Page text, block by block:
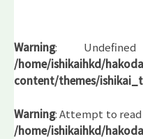
Warning:
/home/ishikaihkd/
content/themes/
Warning: Attempt to
/home/ishikaihkd/